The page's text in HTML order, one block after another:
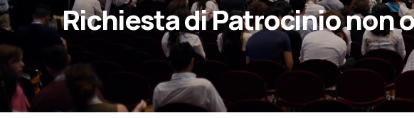
Richiesta di Patrocinio non